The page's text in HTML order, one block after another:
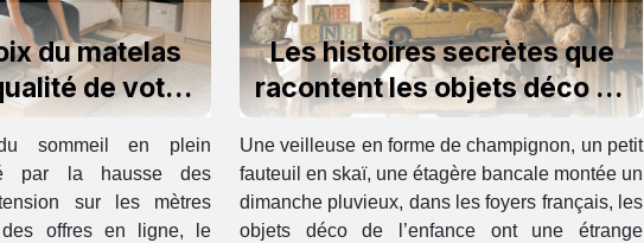
du matelas
de votre
sommeil en plein
par la hausse des
sur les mètres
des offres en ligne, le
Les histoires secrètes que
racontent les objets déco de
notre enfance
Une veilleuse en forme de champignon, un petit
fauteuil en skaï, une étagère bancale montée un
dimanche pluvieux, dans les foyers français, les
objets déco de l’enfance ont une étrange